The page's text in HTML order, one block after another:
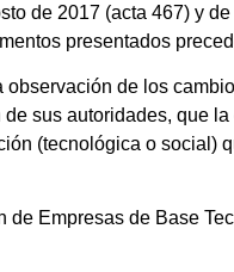
de 2017 (acta 467) y
presentados
de los
sus autoridades, que
(tecnológica o social)
Empresas de Base